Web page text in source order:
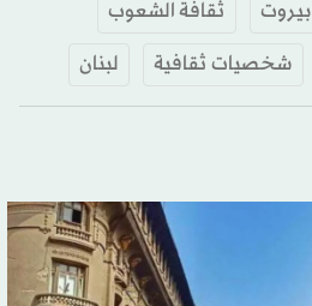
بيروت
ثقافة الشعوب
شخصيات ثقافية لبنان